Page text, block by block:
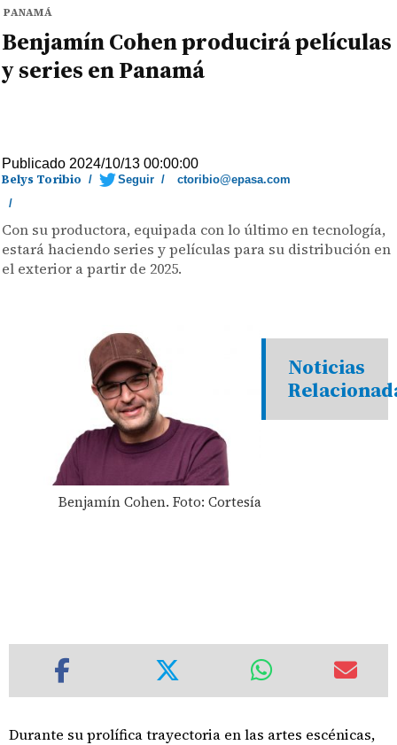
PANAMÁ
Benjamín Cohen producirá películas
y series en Panamá
Publicado 2024/10/13 00:00:00
Belys Toribio / Seguir /
ctoribio@epasa.com
/
Con su productora, equipada con lo último en tecnología,
estará haciendo series y películas para su distribución en
el exterior a partir de 2025.
Benjamín Cohen. Foto: Cortesía
Noticias
Durante su prolífica trayectoria en las artes escénicas,